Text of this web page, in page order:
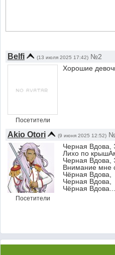
Belfi (13 июля 2025 17:42) №2
Посетители
Хорошие
Akio Otori (9 июня 2025 12:52)
Посетители
Черная Вдова,
Лихо по
Черная Вдова,
Внимание мне
Чёрная Вдова,
Черная Вдова,
Чёрная